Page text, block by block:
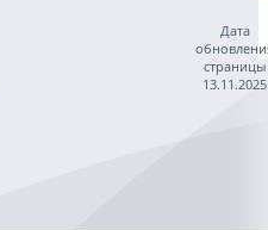
Дата
страницы
13.11.2025